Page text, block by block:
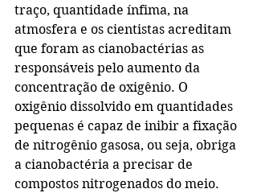
traço, quantidade ínfima, na
atmosfera e os cientistas acreditam
que foram as cianobactérias as
responsáveis pelo aumento da
concentração de oxigênio. O
oxigênio dissolvido em quantidades
pequenas é capaz de inibir a fixação
de nitrogênio gasosa, ou seja, obriga
a cianobactéria a precisar de
compostos nitrogenados do meio.